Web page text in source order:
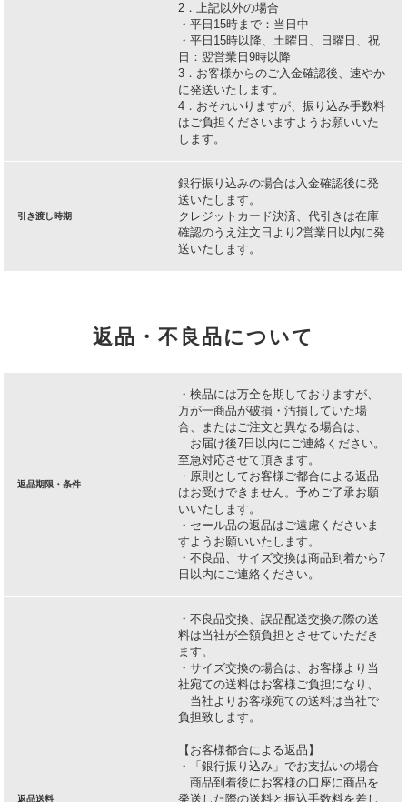
2．上記以外の場合
・平日15時まで：当日中
・平日15時以降、土曜日、日曜日、祝
日：翌営業日9時以降
3．お客様からのご入金確認後、速やか
に発送いたします。
4．おそれいりますが、振り込み手数料
はご負担くださいますようお願いいた
します。
引き渡し時期
銀行振り込みの場合は入金確認後に発
送いたします。
クレジットカード決済、代引きは在庫
確認のうえ注文日より2営業日以内に発
送いたします。
返品・不良品について
返品期限・条件
・検品には万全を期しておりますが、
万が一商品が破損・汚損していた場
合、またはご注文と異なる場合は、
お届け後7日以内にご連絡ください。
至急対応させて頂きます。
・原則としてお客様ご都合による返品
はお受けできません。予めご了承お願
いいたします。
・セール品の返品はご遠慮くださいま
すようお願いいたします。
・不良品、サイズ交換は商品到着から7
日以内にご連絡ください。
返品送料
・不良品交換、誤品配送交換の際の送
料は当社が全額負担とさせていただき
ます。
・サイズ交換の場合は、お客様より当
社宛ての送料はお客様ご負担になり、
当社よりお客様宛ての送料は当社で
負担致します。
【お客様都合による返品】
・「銀行振り込み」でお支払いの場合
商品到着後にお客様の口座に商品を
発送した際の送料と振込手数料を差し